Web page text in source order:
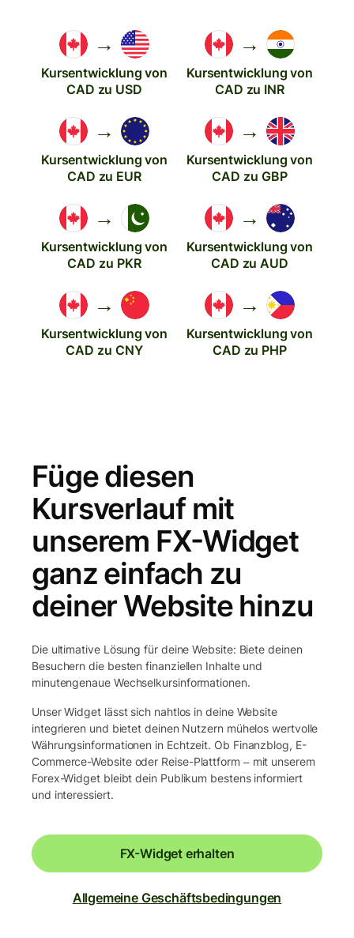
→
Kursentwicklung von
CAD zu USD
→
Kursentwicklung von
CAD zu INR
→
Kursentwicklung von
CAD zu EUR
→
Kursentwicklung von
CAD zu GBP
→
Kursentwicklung von
CAD zu PKR
→
Kursentwicklung von
CAD zu AUD
→
Kursentwicklung von
CAD zu CNY
→
Kursentwicklung von
CAD zu PHP
Füge diesen
Kursverlauf mit
unserem FX-Widget
ganz einfach zu
deiner Website hinzu
Die ultimative Lösung für deine Website: Biete deinen
Besuchern die besten finanziellen Inhalte und
minutengenaue Wechselkursinformationen.
Unser Widget lässt sich nahtlos in deine Website
integrieren und bietet deinen Nutzern mühelos wertvolle
Währungsinformationen in Echtzeit. Ob Finanzblog, E-
Commerce-Website oder Reise-Plattform ‒ mit unserem
Forex-Widget bleibt dein Publikum bestens informiert
und interessiert.
FX-Widget erhalten
Allgemeine Geschäftsbedingungen